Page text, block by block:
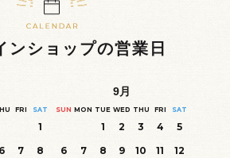
ンショップの営業日
FRI SAT
1
6 7
8
9月
SUN MON TUE WED THU FRI SAT
1 2 3 4
5
6
7 8 9 10 11
12